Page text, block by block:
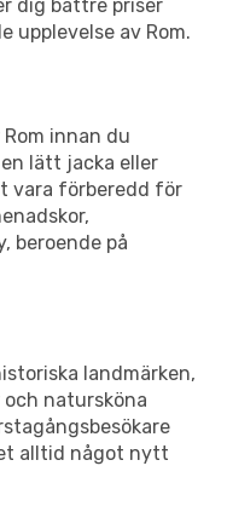
dig bättre priser
upplevelse av Rom.
innan du
lätt jacka eller
vara förberedd för
beroende på
landmärken,
natursköna
alltid något nytt